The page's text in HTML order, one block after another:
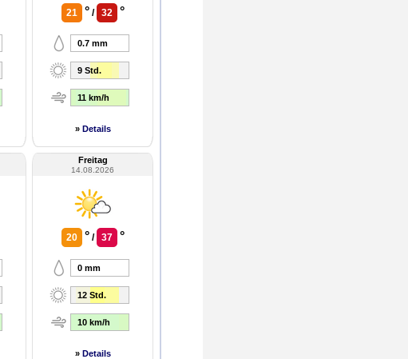
21 °/ 32 °
0.7 mm
9 Std.
11 km/h
» Details
Freitag
14.08.2026
20 °/ 37 °
0 mm
12 Std.
10 km/h
» Details